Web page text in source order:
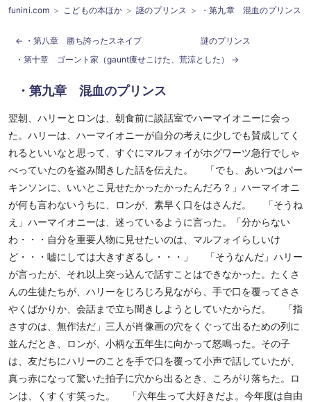
funini.com こどもの本ほか 謎のプリンス ・第九章 混血のプリンス
・第八章 勝ち誇ったスネイプ
謎のプリンス
・第十章 ゴーント家（gaunt痩せこけた、荒涼とした）
・第九章 混血のプリンス
翌朝、ハリーとロンは、朝食前に談話室でハーマイオニーに会っ
た。ハリーは、ハーマイオニーが自分の考えに少しでも賛成してく
れるといいなと思って、すぐにマルフォイがホグワーツ急行でしゃ
べっていたのを盗み聞きした話を伝えた。 「でも、あいつはパー
キンソンに、いいとこ見せたかったかったんだろ？」ハーマイオニ
が何も言わないうちに、ロンが、素早く口をはさんだ。 「そうね
え」ハーマイオニーは、迷っているように言った。「分からない
わ・・・自分を重要人物に見せたいのは、マルフォイらしいけ
ど・・・嘘にしては大きすぎるし・・・」 「そうなんだ」ハリー
が言ったが、それ以上突っ込んで話すことはできなかった。たくさ
んの生徒たちが、ハリーをじろじろ見ながら、手で口を覆ってささ
やくばかりか、会話まで立ち聞きしようとしていたからだ。 「指
さすのは、無作法だ」三人が肖像画の穴をくぐって出るための列に
並んだとき、ロンが、小柄な五年生に向かって怒鳴った。その子
は、友だちにハリーのことを手で口を覆って小声で話していたが、
真っ赤になって驚いた拍子に穴から出るとき、ころがり落ちた。ロ
ンは、くすくす笑った。 「六年生って大好きだよ。今年度は自由